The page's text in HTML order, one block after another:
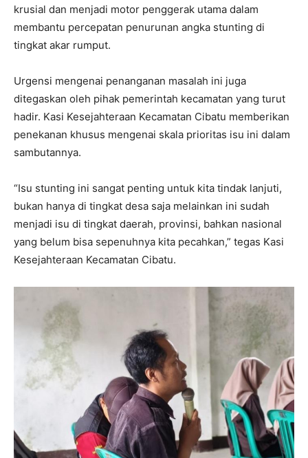
krusial dan menjadi motor penggerak utama dalam
membantu percepatan penurunan angka stunting di
tingkat akar rumput.
Urgensi mengenai penanganan masalah ini juga
ditegaskan oleh pihak pemerintah kecamatan yang turut
hadir. Kasi Kesejahteraan Kecamatan Cibatu memberikan
penekanan khusus mengenai skala prioritas isu ini dalam
sambutannya.
“Isu stunting ini sangat penting untuk kita tindak lanjuti,
bukan hanya di tingkat desa saja melainkan ini sudah
menjadi isu di tingkat daerah, provinsi, bahkan nasional
yang belum bisa sepenuhnya kita pecahkan,” tegas Kasi
Kesejahteraan Kecamatan Cibatu.